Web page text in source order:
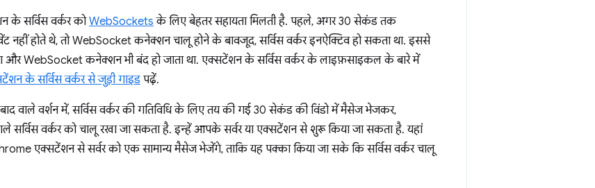
के सर्विस वर्कर कोWebSockets के लिए बेहतर सहायता मिलती है. पहले, अगर 30 सेकंड तक
होते थे, तो WebSocket कनेक्शन चालू होने के बावजूद, सर्विस वर्कर इनऐक्टिव हो सकता था. इससे
था और WebSocket कनेक्शन भी बंद हो जाता था. एक्सटेंशन के सर्विस वर्कर के लाइफ़साइकल के बारे में
के सर्विस वर्कर से जुड़ी गाइडपढ़ें.
वाले वर्शन में, सर्विस वर्कर की गतिविधि के लिए तय की गई 30 सेकंड की विंडो में मैसेज भेजकर,
सर्विस वर्कर को चालू रखा जा सकता है. इन्हें आपके सर्वर या एक्सटेंशन से शुरू किया जा सकता है. यहां
एक्सटेंशन से सर्वर को एक सामान्य मैसेज भेजेंगे, ताकि यह पक्का किया जा सके कि सर्विस वर्कर चालू